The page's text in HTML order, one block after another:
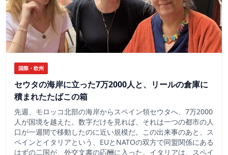
国際・欧州
セウタの海岸に立った7万2000人と、リールの倉庫に
積まれたたばこの箱
先週、モロッコ北部の海岸からスペイン領セウタへ、7万2000
人が国境を越えた。数字だけを見れば、それは一つの都市の人
口が一週間で移動したのに近い規模だ。この出来事のあと、ス
ペインとイタリアという、EUとNATOの双方で同盟関係にある
はずの二国が、外交文書の応酬に入った。イタリアは、スペイ